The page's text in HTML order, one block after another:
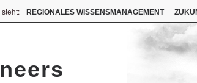
REGIONALES WISSENSMANAGEMENT